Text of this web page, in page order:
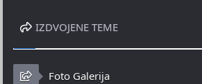
IZDVOJENE TEME
Foto Galerija